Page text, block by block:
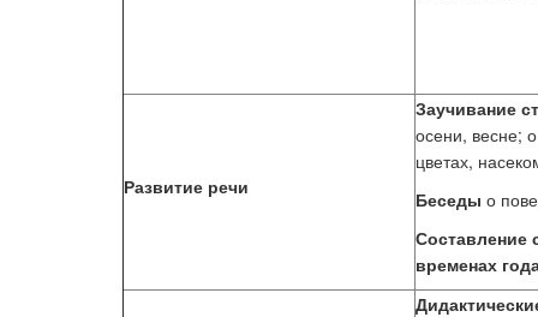
Развитие речи
Заучивание
осени, весне;
цветах,
Беседы о
Составление
временах